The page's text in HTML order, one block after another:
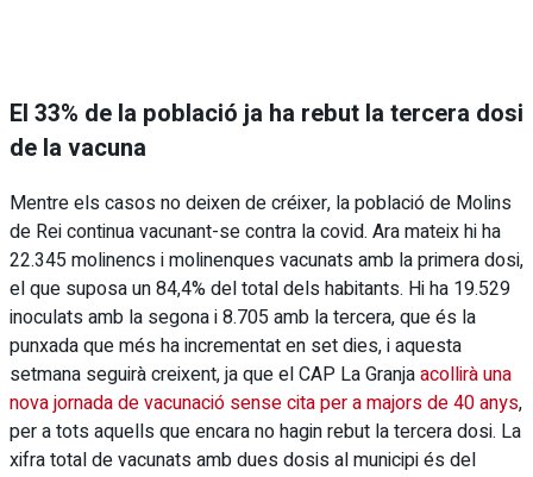
El 33% de la població ja ha rebut la tercera dosi
de la vacuna
Mentre els casos no deixen de créixer, la població de Molins
de Rei continua vacunant-se contra la covid. Ara mateix hi ha
22.345 molinencs i molinenques vacunats amb la primera dosi,
el que suposa un 84,4% del total dels habitants. Hi ha 19.529
inoculats amb la segona i 8.705 amb la tercera, que és la
punxada que més ha incrementat en set dies, i aquesta
setmana seguirà creixent, ja que el CAP La Granjaacollirà una
nova jornada de vacunació sense cita per a majors de 40 anys,
per a tots aquells que encara no hagin rebut la tercera dosi. La
xifra total de vacunats amb dues dosis al municipi és del